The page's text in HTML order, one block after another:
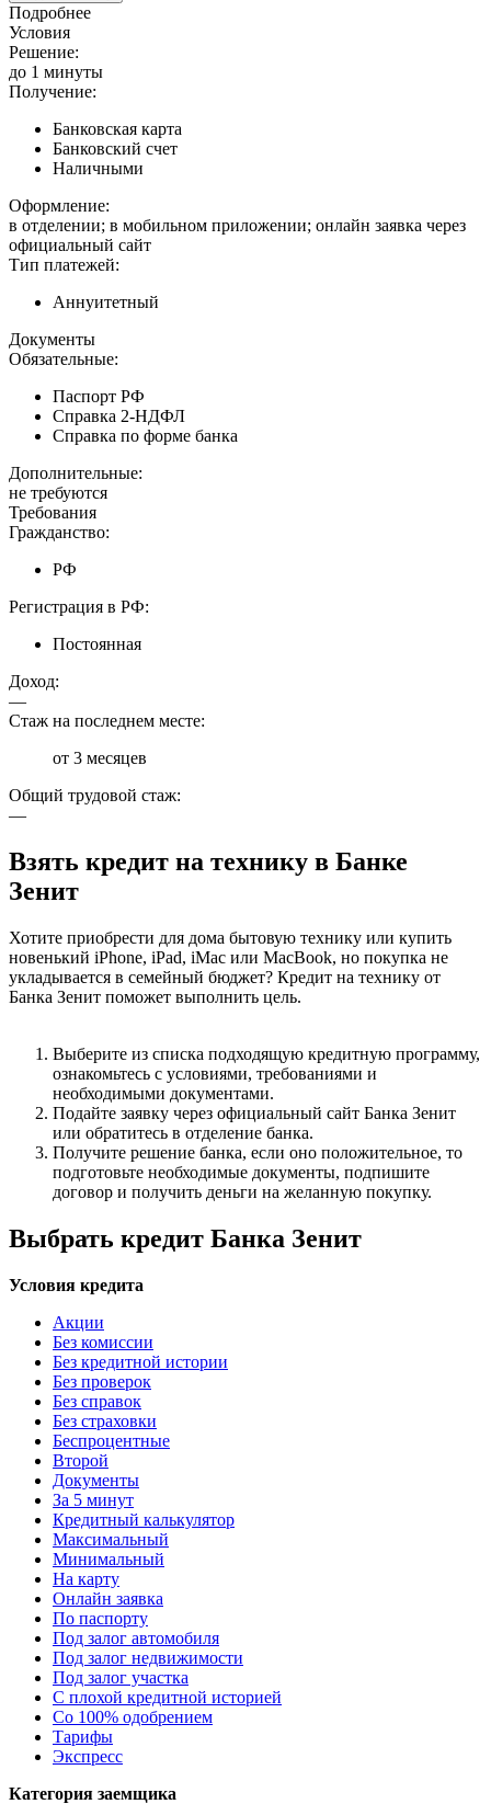
Подробнее
Условия
Решение:
до 1 минуты
Получение:
Банковская карта
Банковский счет
Наличными
Оформление:
в отделении; в мобильном приложении; онлайн заявка через
официальный сайт
Тип платежей:
Аннуитетный
Документы
Обязательные:
Паспорт РФ
Справка 2-НДФЛ
Справка по форме банка
Дополнительные:
не требуются
Требования
Гражданство:
РФ
Регистрация в РФ:
Постоянная
Доход:
—
Стаж на последнем месте:
от 3 месяцев
Общий трудовой стаж:
—
Взять кредит на технику в Банке
Зенит
Хотите приобрести для дома бытовую технику или купить
новенький iPhone, iPad, iMac или MacBook, но покупка не
укладывается в семейный бюджет? Кредит на технику от
Банка Зенит поможет выполнить цель.
Выберите из списка подходящую кредитную программу,
ознакомьтесь с условиями, требованиями и
необходимыми документами.
Подайте заявку через официальный сайт Банка Зенит
или обратитесь в отделение банка.
Получите решение банка, если оно положительное, то
подготовьте необходимые документы, подпишите
договор и получить деньги на желанную покупку.
Выбрать кредит Банка Зенит
Условия кредита
Акции
Без комиссии
Без кредитной истории
Без проверок
Без справок
Без страховки
Беспроцентные
Второй
Документы
За 5 минут
Кредитный калькулятор
Максимальный
Минимальный
На карту
Онлайн заявка
По паспорту
Под залог автомобиля
Под залог недвижимости
Под залог участка
С плохой кредитной историей
Со 100% одобрением
Тарифы
Экспресс
Категория заемщика